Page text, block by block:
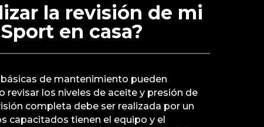
la revisión de mi
en casa?
de mantenimiento pueden
revisar los niveles de aceite y presión de
completa debe ser realizada por un
capacitados tienen el equipo y el